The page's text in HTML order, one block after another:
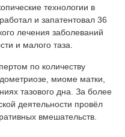
технологии в
и запатентовал 36
лечения заболеваний
и малого таза.
по количеству
миоме матки,
тазового дна. За более
деятельности провёл
вмешательств.